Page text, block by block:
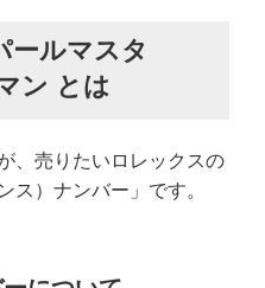
ールマスタ
ン とは
、売りたいロレックスの
ス）ナンバー」です。